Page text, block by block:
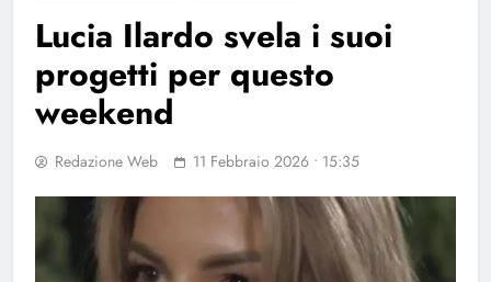
Lucia Ilardo svela i suoi
progetti per questo
weekend
Redazione Web 11 Febbraio 2026 • 15:35